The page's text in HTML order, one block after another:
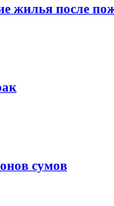
жилья после
сумов